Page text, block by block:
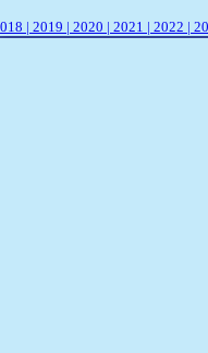
| 2019 | 2020 | 2021 | 2022 |